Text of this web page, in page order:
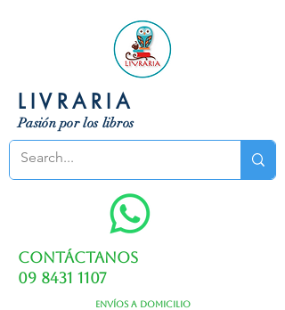
LIVRARIA
Pasión por los libros
Contáctanos
09 8431 1107
Envíos a domicilio